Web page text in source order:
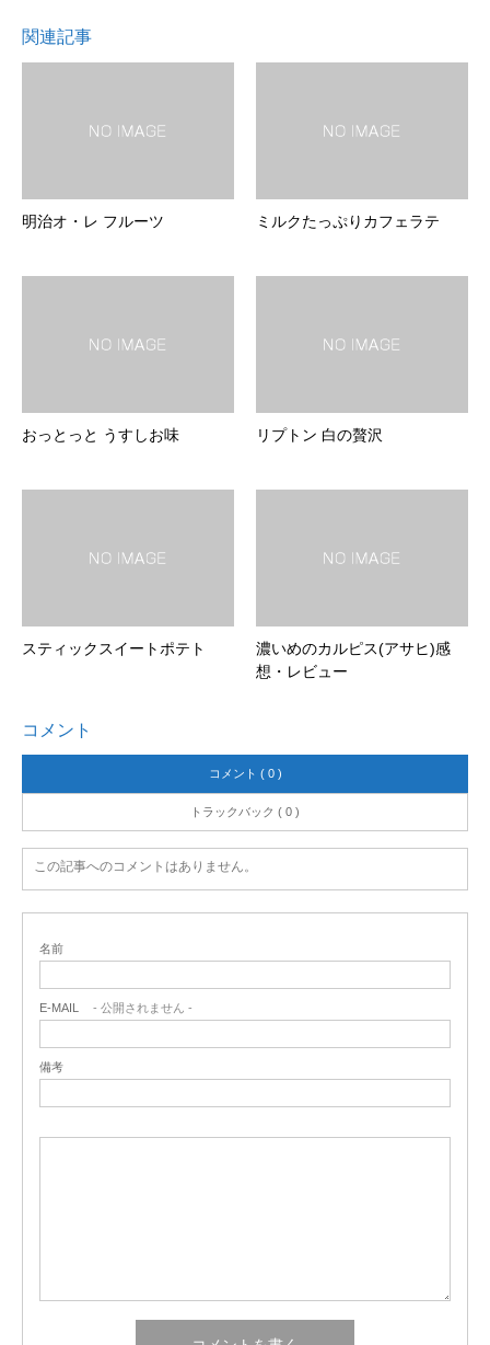
関連記事
明治オ・レ フルーツ ミルクたっぷりカフェラテ
おっとっと うすしお味 リプトン 白の贅沢
スティックスイートポテト
濃いめのカルピス(アサヒ)感
想・レビュー
コメント
コメント ( 0 )
トラックバック ( 0 )
この記事へのコメントはありません。
名前
E-MAIL - 公開されません -
備考